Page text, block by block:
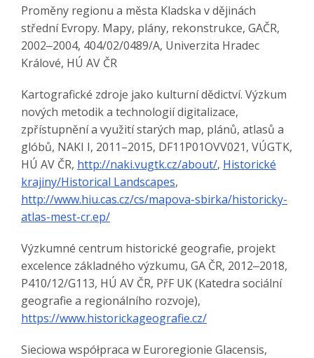
Proměny regionu a města Kladska v dějinách
střední Evropy. Mapy, plány, rekonstrukce, GAČR,
2002‒2004, 404/02/0489/A, Univerzita Hradec
Králové, HÚ AV ČR
Kartografické zdroje jako kulturní dědictví. Výzkum
nových metodik a technologií digitalizace,
zpřístupnění a využití starých map, plánů, atlasů a
glóbů, NAKI I, 2011–2015, DF11P01OVV021, VÚGTK,
HÚ AV ČR, http://naki.vugtk.cz/about/, Historické
krajiny/Historical Landscapes,
http://www.hiu.cas.cz/cs/mapova-sbirka/historicky-
atlas-mest-cr.ep/
Výzkumné centrum historické geografie, projekt
excelence základného výzkumu, GA ČR, 2012‒2018,
P410/12/G113, HÚ AV ČR, PřF UK (Katedra sociální
geografie a regionálního rozvoje),
https://www.historickageografie.cz/
Sieciowa współpraca w Euroregionie Glacensis,